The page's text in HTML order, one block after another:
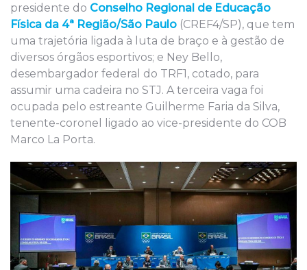
presidente do Conselho Regional de Educação
Física da 4ª Região/São Paulo (CREF4/SP), que tem
uma trajetória ligada à luta de braço e à gestão de
diversos órgãos esportivos; e Ney Bello,
desembargador federal do TRF1, cotado, para
assumir uma cadeira no STJ. A terceira vaga foi
ocupada pelo estreante Guilherme Faria da Silva,
tenente-coronel ligado ao vice-presidente do COB
Marco La Porta.